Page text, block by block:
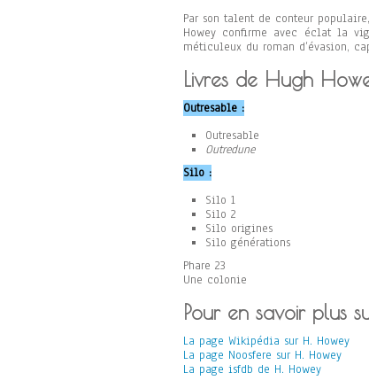
Par son talent de conteur
Howey confirme avec éclat la
méticuleux du roman d’évasion,
Livres de Hugh
Outresable :
Outresable
Outredune
Silo :
Silo 1
Silo 2
Silo origines
Silo générations
Phare 23
Une colonie
Pour en savoir plus
La page Wikipédia sur H. Howey
La page Noosfere sur H. Howey
La page isfdb de H. Howey